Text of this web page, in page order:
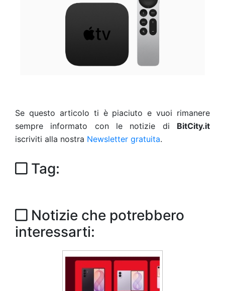
Se questo articolo ti è piaciuto e vuoi rimanere
sempre informato con le notizie di BitCity.it
iscriviti alla nostra Newsletter gratuita.
Tag:
Notizie che potrebbero
interessarti: